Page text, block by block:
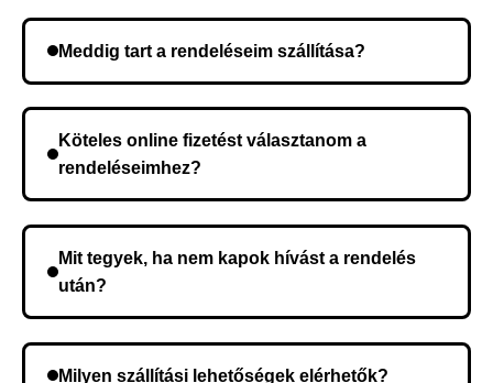
Meddig tart a rendeléseim szállítása?
kerül, és ez az időtartam függ a szállítási címtől.
Köteles online fizetést választanom a
rendeléseimhez?
Mit tegyek, ha nem kapok hívást a rendelés
után?
Milyen szállítási lehetőségek elérhetők?